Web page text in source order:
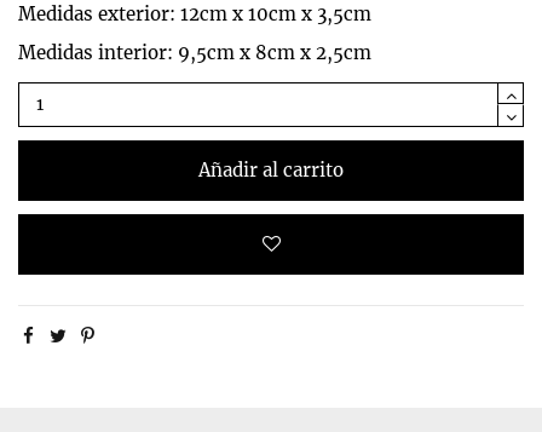
Medidas exterior: 12cm x 10cm x 3,5cm
Medidas interior: 9,5cm x 8cm x 2,5cm
Añadir al carrito